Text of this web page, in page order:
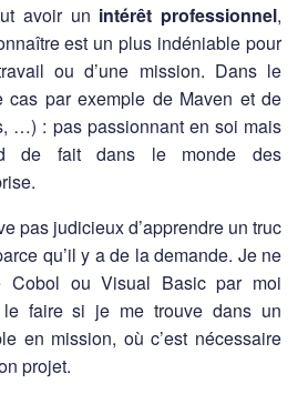
avoir un intérêt professionnel,
est un plus indéniable pour
ou d’une mission. Dans le
cas par exemple de Maven et de
…) : pas passionnant en soi mais
de fait dans le monde des
pas judicieux d’apprendre un truc
qu’il y a de la demande. Je ne
Cobol ou Visual Basic par moi
le faire si je me trouve dans un
en mission, où c’est nécessaire
projet.